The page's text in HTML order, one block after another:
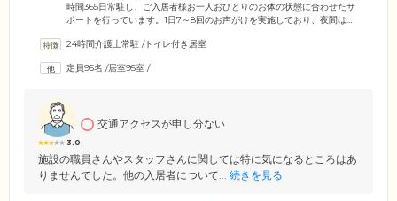
時間365日常駐し、ご入居者様お一人おひとりのお体の状態に合わせたサ
ポートを行っています。1日7～8回のお声がけを実施しており、夜間はご
365日常駐し、日常の健康管理や医療的ケアを行いますので、安心してお
ただくことで、訪問診療や、訪問歯科診療をご利用になれます。さら
24時間介護士常駐 /トイレ付き居室
定員95名 /居室95室 /
3.0
交通アクセスが申し分ない
施設の職員さんやスタッフさんに関しては特に気になるところはあ
りませんでした。他の入居者について... 続きを見る